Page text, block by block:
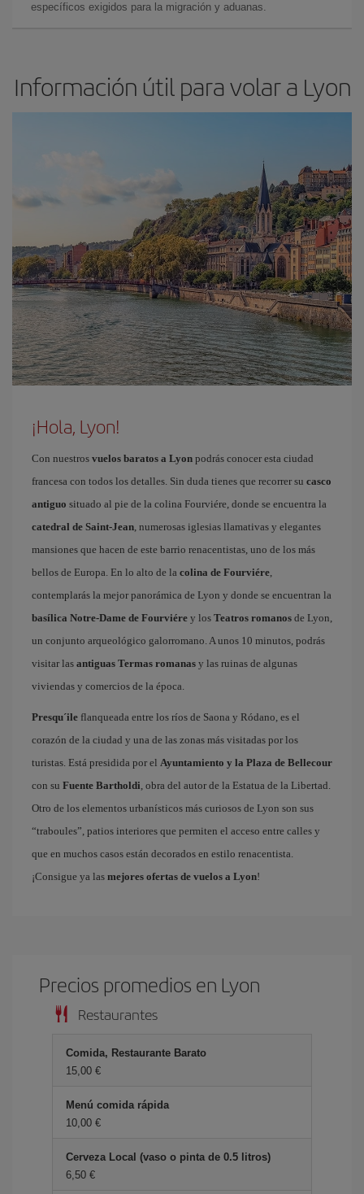
específicos exigidos para la migración y aduanas.
Información útil para volar a Lyon
¡Hola, Lyon!
Con nuestros vuelos baratos a Lyon podrás conocer esta ciudad
francesa con todos los detalles. Sin duda tienes que recorrer su casco
antiguo situado al pie de la colina Fourviére, donde se encuentra la
catedral de Saint-Jean, numerosas iglesias llamativas y elegantes
mansiones que hacen de este barrio renacentistas, uno de los más
bellos de Europa. En lo alto de la colina de Fourviére,
contemplarás la mejor panorámica de Lyon y donde se encuentran la
basílica Notre-Dame de Fourviére y los Teatros romanos de Lyon,
un conjunto arqueológico galorromano. A unos 10 minutos, podrás
visitar las antiguas Termas romanas y las ruinas de algunas
viviendas y comercios de la época.
Presqu´ile flanqueada entre los ríos de Saona y Ródano, es el
corazón de la ciudad y una de las zonas más visitadas por los
turistas. Está presidida por el Ayuntamiento y la Plaza de Bellecour
con su Fuente Bartholdi, obra del autor de la Estatua de la Libertad.
Otro de los elementos urbanísticos más curiosos de Lyon son sus
“traboules”, patios interiores que permiten el acceso entre calles y
que en muchos casos están decorados en estilo renacentista.
¡Consigue ya las mejores ofertas de vuelos a Lyon!
Precios promedios en Lyon
Restaurantes
Comida, Restaurante Barato
15,00 €
Menú comida rápida
10,00 €
Cerveza Local (vaso o pinta de 0.5 litros)
6,50 €